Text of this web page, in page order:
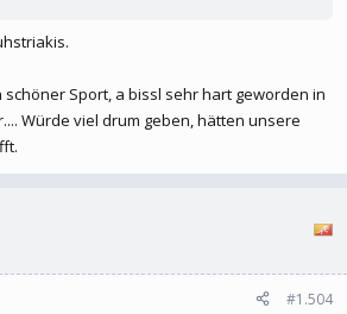
schöner Sport, a bissl sehr hart geworden in
Würde viel drum geben, hätten unsere
#1.504